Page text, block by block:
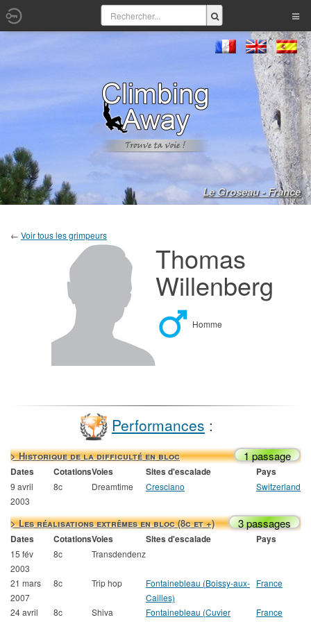
Le Groseau - France
← Voir tous les grimpeurs
Thomas
Willenberg
Homme
Performances :
> Historique de la difficulté en bloc 1 passage
Dates CotationsVoies Sites d'escalade Pays
9 avril
2003
8c Dreamtime Cresciano Switzerland
> Les réalisations extrêmes en bloc (8c et +) 3 passages
Dates CotationsVoies Sites d'escalade Pays
15 fév
2003
8c Transdendenz
21 mars
2007
8c Trip hop
Fontainebleau (Boissy-aux-
Cailles)
France
24 avril
8c Shiva
Fontainebleau (Cuvier
France